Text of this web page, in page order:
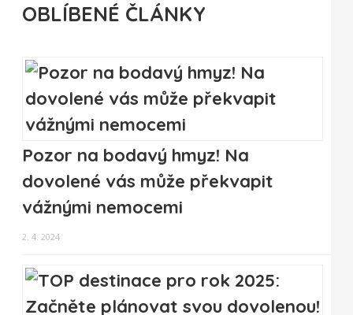
OBLÍBENÉ ČLÁNKY
Pozor na bodavý hmyz! Na
dovolené vás může překvapit
vážnými nemocemi
2. 4. 2024